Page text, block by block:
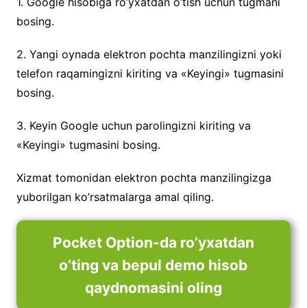
bosing.
2. Yangi oynada elektron pochta manzilingizni yoki
telefon raqamingizni kiriting va «Keyingi» tugmasini
bosing.
3. Keyin Google uchun parolingizni kiriting va
«Keyingi» tugmasini bosing.
Xizmat tomonidan elektron pochta manzilingizga
yuborilgan ko’rsatmalarga amal qiling.
Pocket Option-da ro’yxatdan
o’ting va bepul demo hisob
qaydnomasini oling